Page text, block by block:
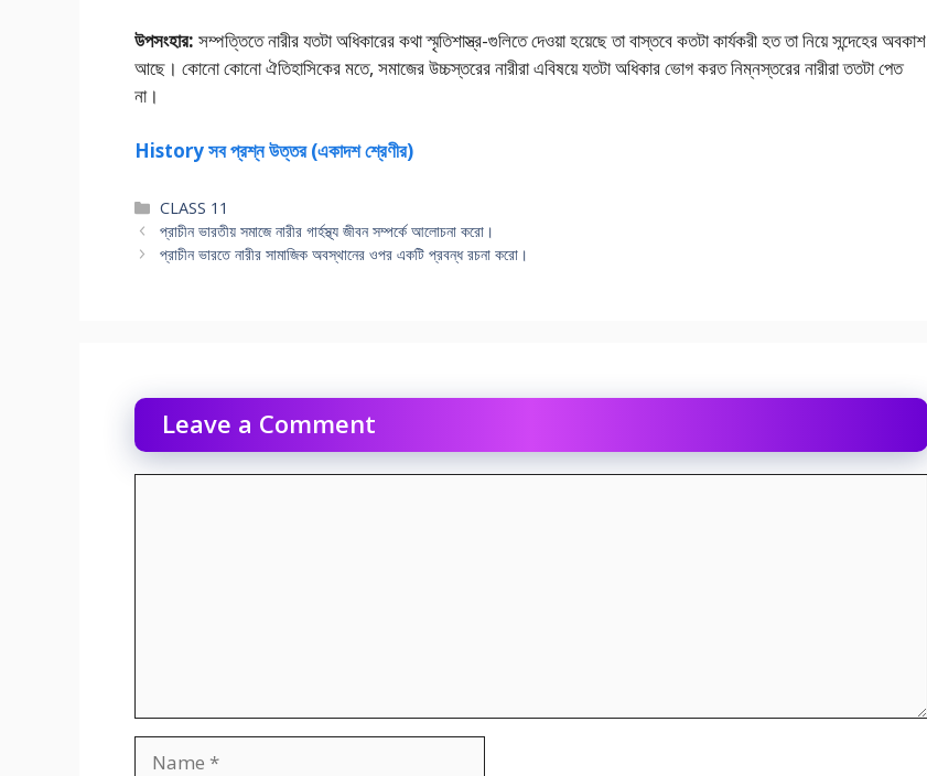
উপসংহার: সম্পত্তিতে নারীর যতটা অধিকারের কথা স্মৃতিশাস্ত্র-গুলিতে দেওয়া হয়েছে তা বাস্তবে কতটা কার্যকরী হত তা নিয়ে সন্দেহের অবকাশ
আছে। কোনাে কোনাে ঐতিহাসিকের মতে, সমাজের উচ্চস্তরের নারীরা এবিষয়ে যতটা অধিকার ভােগ করত নিম্নস্তরের নারীরা ততটা পেত
না।
History সব প্রশ্ন উত্তর (একাদশ শ্রেণীর)
Categories
CLASS 11
প্রাচীন ভারতীয় সমাজে নারীর গার্হস্থ্য জীবন সম্পর্কে আলােচনা করাে।
প্রাচীন ভারতে নারীর সামাজিক অবস্থানের ওপর একটি প্রবন্ধ রচনা করাে।
Leave a Comment